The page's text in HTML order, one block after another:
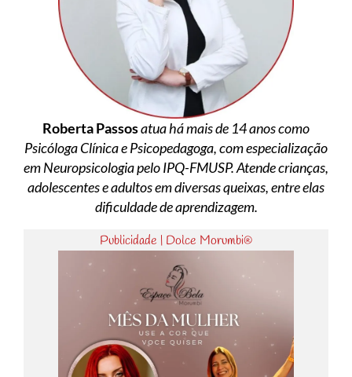
Roberta Passosatua há mais de 14 anos como
Psicóloga Clínica e Psicopedagoga, com especialização
em Neuropsicologia pelo IPQ-FMUSP. Atende crianças,
adolescentes e adultos em diversas queixas, entre elas
dificuldade de aprendizagem.
Publicidade | Dolce Morumbi®